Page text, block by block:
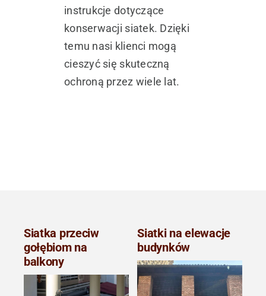
instrukcje dotyczące
konserwacji siatek. Dzięki
temu nasi klienci mogą
cieszyć się skuteczną
ochroną przez wiele lat.
Siatka przeciw
gołębiom na
balkony
Siatki na elewacje
budynków